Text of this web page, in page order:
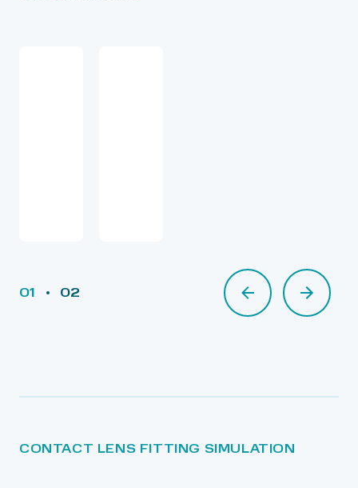
01 02
СONTACT LENS FITTING SIMULATION